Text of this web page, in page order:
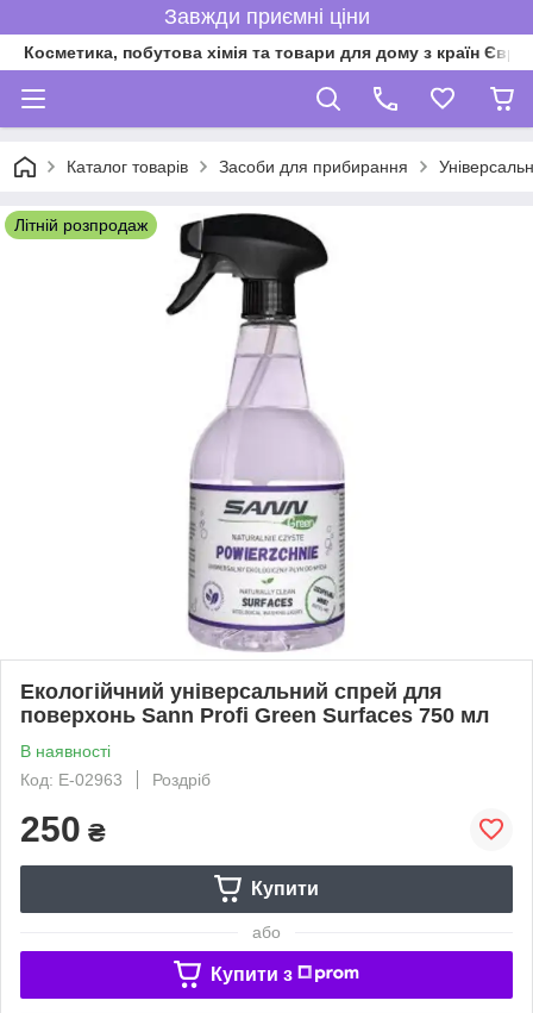
Завжди приємні ціни
Косметика, побутова хімія та товари для дому з країн
Каталог товарів Засоби для прибирання
Літній розпродаж
Екологійчний універсальний спрей для
поверхонь Sann Profi Green Surfaces 750 мл
В наявності
Код: Е-02963
Роздріб
250 ₴
Купити
або
Купити з